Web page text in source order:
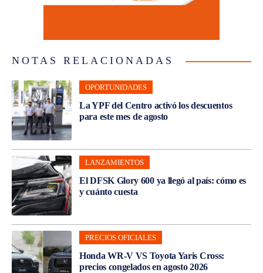
NOTAS RELACIONADAS
OPORTUNIDADES
La YPF del Centro activó los descuentos
para este mes de agosto
LANZAMIENTOS
El DFSK Glory 600 ya llegó al país: cómo es
y cuánto cuesta
PRECIOS OFICIALES
Honda WR-V VS Toyota Yaris Cross:
precios congelados en agosto 2026